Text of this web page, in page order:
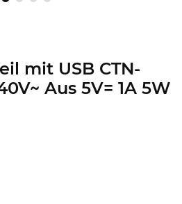
mit USB CTN-
Aus 5V= 1A 5W